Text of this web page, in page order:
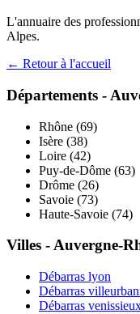
L'annuaire des
Alpes.
← Retour à l'accueil
Départements -
Rhône (69)
Isère (38)
Loire (42)
Puy-de-Dôme (63)
Drôme (26)
Savoie (73)
Haute-Savoie (74)
Villes -Auvergne-
Débarras lyon
Débarras
Débarras